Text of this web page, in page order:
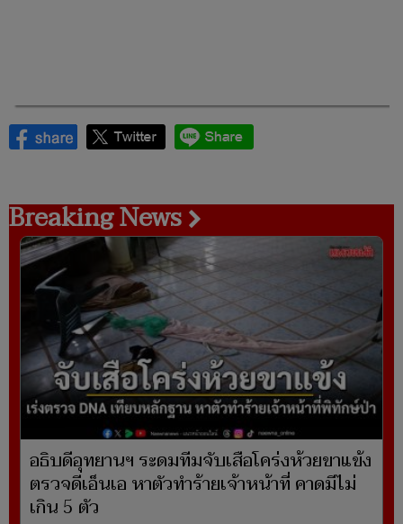
Breaking News
อธิบดีอุทยานฯ ระดมทีมจับเสือโคร่งห้วยขาแข้ง
ตรวจดีเอ็นเอ หาตัวทำร้ายเจ้าหน้าที่ คาดมีไม่
เกิน 5 ตัว